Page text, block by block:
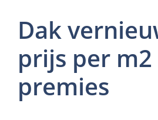
Dak
prijs per
premies